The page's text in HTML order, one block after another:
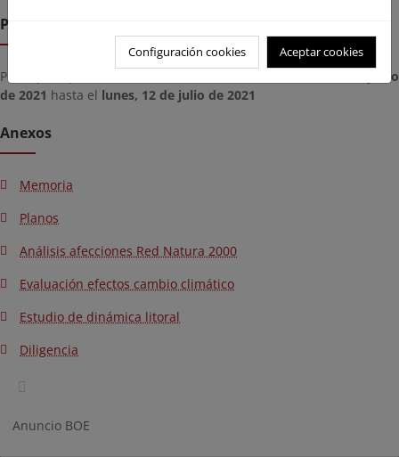
Plazo de remisión
Plazo para presentar documentación desde el
lunes, 14 de junio
de 2021 hasta el lunes, 12 de julio de 2021
Anexos
Memoria
Planos
Análisis afecciones Red Natura 2000
Evaluación efectos cambio climático
Estudio de dinámica litoral
Diligencia
Anuncio BOE
Configuración cookies Aceptar cookies